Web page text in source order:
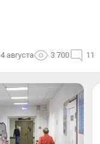
4 августа 3 700 11